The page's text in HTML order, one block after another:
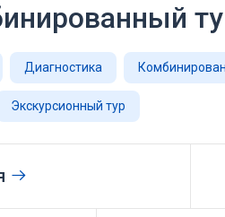
Диагностика
Экскурсионный тур